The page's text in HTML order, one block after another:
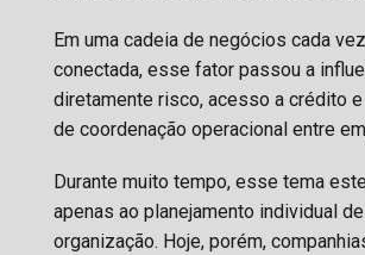
Em uma cadeia de negócios cada
conectada, esse fator passou a
diretamente risco, acesso a crédito
de coordenação operacional entre
Durante muito tempo, esse tema
apenas ao planejamento individual
organização. Hoje, porém,